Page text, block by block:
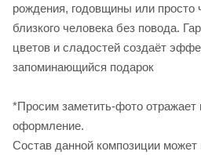
рождения, годовщины или просто
близкого человека без повода.
цветов и сладостей создаёт
запоминающийся подарок
*Просим заметить-фото отражает
оформление.
Cостав данной композиции может